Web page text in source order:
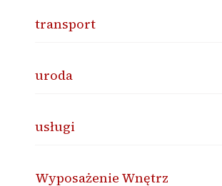
transport
uroda
usługi
Wyposażenie Wnętrz